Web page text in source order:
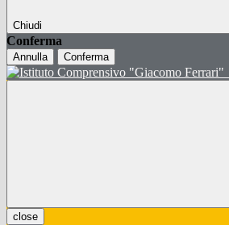
Chiudi
Conferma
Annulla Conferma
close